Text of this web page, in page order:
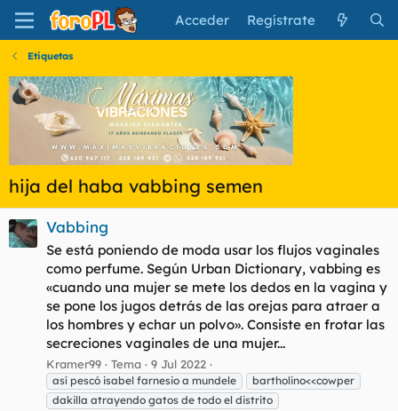
Acceder Regístrate
Etiquetas
hija del haba vabbing semen
Vabbing
Se está poniendo de moda usar los flujos vaginales
como perfume. Según Urban Dictionary, vabbing es
«cuando una mujer se mete los dedos en la vagina y
se pone los jugos detrás de las orejas para atraer a
los hombres y echar un polvo». Consiste en frotar las
secreciones vaginales de una mujer...
Kramer99 Tema 9 Jul 2022
así pescó isabel farnesio a mundele
bartholino<<cowper
dakilla atrayendo gatos de todo el distrito